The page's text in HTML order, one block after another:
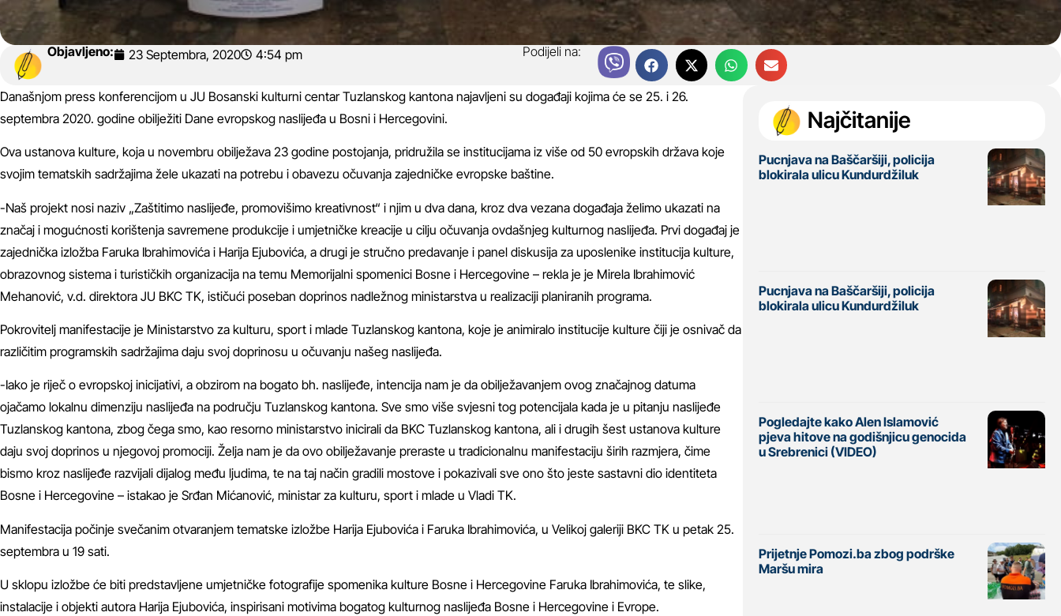
Objavljeno: 23 Septembra, 2020 4:54 pm Podijeli na:
Današnjom press konferencijom u JU Bosanski kulturni centar Tuzlanskog kantona najavljeni su događaji kojima će se 25. i 26.
septembra 2020. godine obilježiti Dane evropskog naslijeđa u Bosni i Hercegovini.
Ova ustanova kulture, koja u novembru obilježava 23 godine postojanja, pridružila se institucijama iz više od 50 evropskih država koje
svojim tematskih sadržajima žele ukazati na potrebu i obavezu očuvanja zajedničke evropske baštine.
-Naš projekt nosi naziv „Zaštitimo naslijeđe, promovišimo kreativnost“ i njim u dva dana, kroz dva vezana događaja želimo ukazati na
značaj i mogućnosti korištenja savremene produkcije i umjetničke kreacije u cilju očuvanja ovdašnjeg kulturnog naslijeđa. Prvi događaj je
zajednička izložba Faruka Ibrahimovića i Harija Ejubovića, a drugi je stručno predavanje i panel diskusija za uposlenike institucija kulture,
obrazovnog sistema i turističkih organizacija na temu Memorijalni spomenici Bosne i Hercegovine – rekla je je Mirela Ibrahimović
Mehanović, v.d. direktora JU BKC TK, ističući poseban doprinos nadležnog ministarstva u realizaciji planiranih programa.
Pokrovitelj manifestacije je Ministarstvo za kulturu, sport i mlade Tuzlanskog kantona, koje je animiralo institucije kulture čiji je osnivač da
različitim programskih sadržajima daju svoj doprinosu u očuvanju našeg naslijeđa.
-Iako je riječ o evropskoj inicijativi, a obzirom na bogato bh. naslijeđe, intencija nam je da obilježavanjem ovog značajnog datuma
ojačamo lokalnu dimenziju naslijeđa na području Tuzlanskog kantona. Sve smo više svjesni tog potencijala kada je u pitanju naslijeđe
Tuzlanskog kantona, zbog čega smo, kao resorno ministarstvo inicirali da BKC Tuzlanskog kantona, ali i drugih šest ustanova kulture
daju svoj doprinos u njegovoj promociji. Želja nam je da ovo obilježavanje preraste u tradicionalnu manifestaciju širih razmjera, čime
bismo kroz naslijeđe razvijali dijalog među ljudima, te na taj način gradili mostove i pokazivali sve ono što jeste sastavni dio identiteta
Bosne i Hercegovine – istakao je Srđan Mićanović, ministar za kulturu, sport i mlade u Vladi TK.
Manifestacija počinje svečanim otvaranjem tematske izložbe Harija Ejubovića i Faruka Ibrahimovića, u Velikoj galeriji BKC TK u petak 25.
septembra u 19 sati.
U sklopu izložbe će biti predstavljene umjetničke fotografije spomenika kulture Bosne i Hercegovine Faruka Ibrahimovića, te slike,
instalacije i objekti autora Harija Ejubovića, inspirisani motivima bogatog kulturnog naslijeđa Bosne i Hercegovine i Evrope.
Najčitanije
Pucnjava na Baščaršiji, policija
blokirala ulicu Kundurdžiluk
Pucnjava na Baščaršiji, policija
blokirala ulicu Kundurdžiluk
Pogledajte kako Alen Islamović
pjeva hitove na godišnjicu genocida
u Srebrenici (VIDEO)
Prijetnje Pomozi.ba zbog podrške
Maršu mira